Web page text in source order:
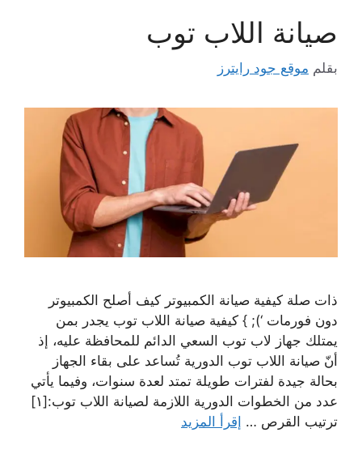
صيانة اللاب توب
بقلم موقع جود رايترز
ذات صلة كيفية صيانة الكمبيوتر كيف أصلح الكمبيوتر
دون فورمات ‘); } كيفية صيانة اللاب توب يجدر بمن
يمتلك جهاز لاب توب السعي الدائم للمحافظة عليه، إذ
أنّ صيانة اللاب توب الدورية تُساعد على بقاء الجهاز
بحالة جيدة لفترات طويلة تمتد لعدة سنوات، وفيما يأتي
عدد من الخطوات الدورية اللازمة لصيانة اللاب توب:[١]
ترتيب القرص … إقرأ المزيد